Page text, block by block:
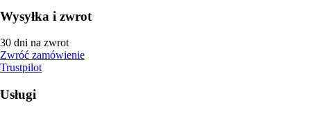
Wysyłka i zwrot
30 dni na zwrot
Zwróć zamówienie
Trustpilot
Usługi